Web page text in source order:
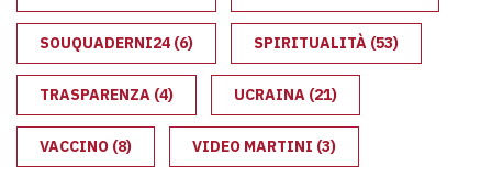
SOUQUADERNI24 (6) SPIRITUALITÀ (53)
TRASPARENZA (4) UCRAINA (21)
VACCINO (8) VIDEO MARTINI (3)